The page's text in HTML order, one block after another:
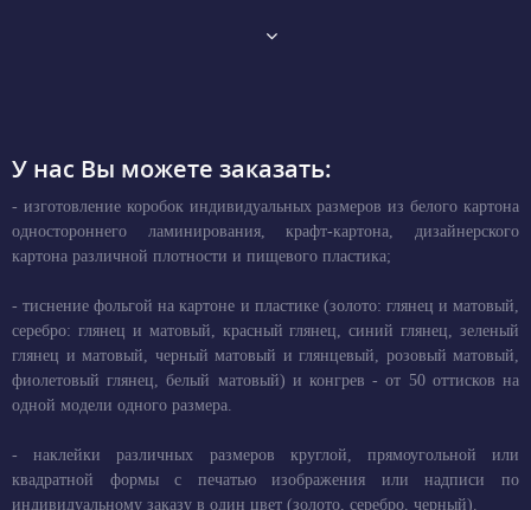
У нас Вы можете заказать:
- изготовление коробок индивидуальных размеров из белого картона
одностороннего ламинирования, крафт-картона, дизайнерского
картона различной плотности и пищевого пластика;
- тиснение фольгой на картоне и пластике (золото: глянец и матовый,
серебро: глянец и матовый, красный глянец, синий глянец, зеленый
глянец и матовый, черный матовый и глянцевый, розовый матовый,
фиолетовый глянец, белый матовый) и конгрев - от 50 оттисков на
одной модели одного размера.
- наклейки различных размеров круглой, прямоугольной или
квадратной формы с печатью изображения или надписи по
индивидуальному заказу в один цвет (золото, серебро, черный).